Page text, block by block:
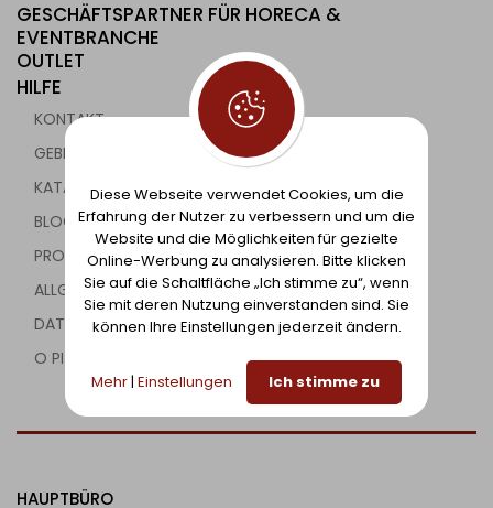
GESCHÄFTSPARTNER FÜR HORECA &
EVENTBRANCHE
OUTLET
HILFE
KONTAKT
GEBRAUCHTE GASTRONOMIEGERÄTE
KATALOG
BLOG
PROJEKTE
ALLGEMEINE BEDINGUNGEN
DATENSCHUTZBEDINGUNGEN
O PIŠKOTKIH
HAUPTBÜRO
Diese Webseite verwendet Cookies, um die
Erfahrung der Nutzer zu verbessern und um die
Website und die Möglichkeiten für gezielte
Online-Werbung zu analysieren. Bitte klicken
Sie auf die Schaltfläche „Ich stimme zu“, wenn
Sie mit deren Nutzung einverstanden sind. Sie
können Ihre Einstellungen jederzeit ändern.
Mehr| Einstellungen Ich stimme zu